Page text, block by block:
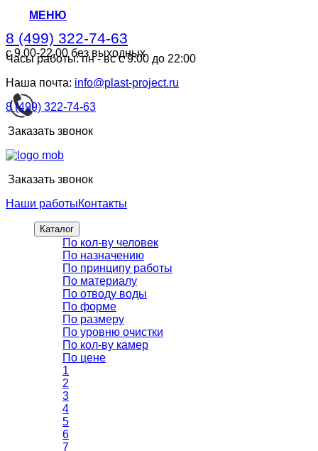
МЕНЮ
8 (499) 322-74-63
с 9.00-22.00 без выходных
8 (499) 322-74-63
с 9.00-22.00 без выходных
Часы работы: пн - вс с 9:00 до 22:00
Наша почта: info@plast-project.ru
8 (499) 322-74-63
Заказать звонок
Заказать звонок
Наши работыКонтакты
Каталог
По кол-ву человек
По назначению
По принципу работы
По материалу
По отводу воды
По форме
По размеру
По уровню очистки
По кол-ву камер
По цене
1
2
3
4
5
6
7